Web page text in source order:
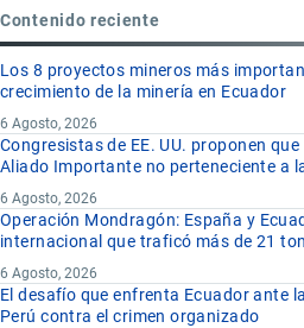
Contenido reciente
Los 8 proyectos mineros más
crecimiento de la minería en Ecuador
6 Agosto, 2026
Congresistas de EE. UU. proponen
Aliado Importante no perteneciente a
6 Agosto, 2026
Operación Mondragón: España y
internacional que traficó más de 21
6 Agosto, 2026
El desafío que enfrenta Ecuador ante
Perú contra el crimen organizado